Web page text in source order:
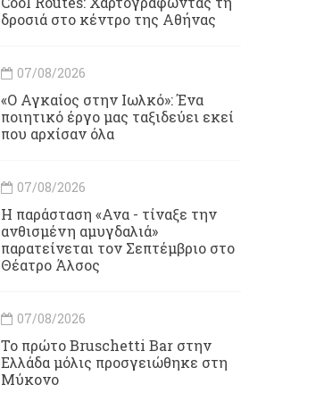
δροσιά στο κέντρο της Αθήνας
07/08/2026
«Ο Αγκαίος στην Ιωλκό»: Ένα
ποιητικό έργο μας ταξιδεύει εκεί
που αρχίσαν όλα
07/08/2026
Η παράσταση «Ανα - τίναξε την
ανθισμένη αμυγδαλιά»
παρατείνεται τον Σεπτέμβριο στο
Θέατρο Άλσος
07/08/2026
Το πρώτο Bruschetti Bar στην
Ελλάδα μόλις προσγειώθηκε στη
Μύκονο